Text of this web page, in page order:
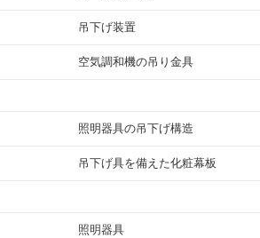
吊下げ装置
空気調和機の吊り金具
照明器具の吊下げ構造
吊下げ具を備えた化粧幕板
照明器具